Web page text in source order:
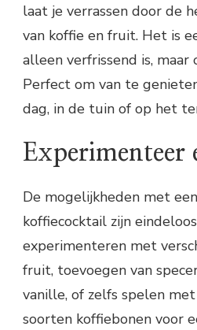
laat je verrassen door de
van koffie en fruit. Het is
alleen verfrissend is, maar
Perfect om van te
dag, in de tuin of op het
Experimenteer
De mogelijkheden met
koffiecocktail zijn
experimenteren met
fruit, toevoegen van
vanille, of zelfs spelen
soorten koffiebonen voor